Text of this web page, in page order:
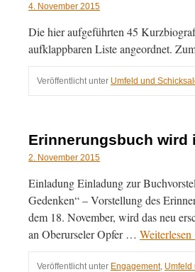
4. November 2015
Die hier aufgeführten 45
aufklappbaren Liste angeordnet.
Veröffentlicht unter Umfeld und
Erinnerungsbuch
2. November 2015
Einladung Einladung zur
Gedenken“ – Vorstellung des
dem 18. November, wird das neu
an Oberurseler Opfer … Weiterlesen
Veröffentlicht unter Engagement, Umfeld